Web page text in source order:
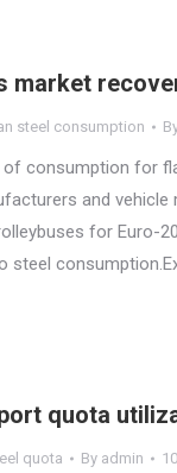
market
steel consumption
consumption for
and
for Euro-
steel
quota
quota By admin